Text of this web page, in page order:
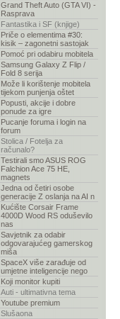
Grand Theft Auto (GTA VI) -
Rasprava
Fantastika i SF (knjige)
Priče o elementima #30:
kisik – zagonetni sastojak
Pomoć pri odabiru mobitela
Samsung Galaxy Z Flip /
Fold 8 serija
Može li korištenje mobitela
tijekom punjenja oštet
Popusti, akcije i dobre
ponude za igre
Pucanje foruma i login na
forum
Stolica / Fotelja za
računalo?
Testirali smo ASUS ROG
Falchion Ace 75 HE,
magnets
Jedna od četiri osobe
generacije Z oslanja na AI n
Kućište Corsair Frame
4000D Wood RS oduševilo
nas
Savjetnik za odabir
odgovarajućeg gamerskog
miša
SpaceX više zarađuje od
umjetne inteligencije nego
Koji monitor kupiti
Auti - ultimativna tema
Youtube premium
Slušaona